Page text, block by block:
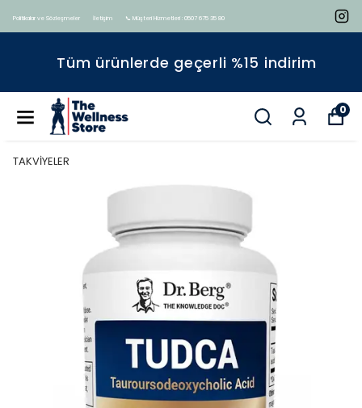
Politikalar ve Sözleşmeler İletişim 📞 Müşteri Hizmetleri : 0507 675 35 80
Tüm ürünlerde geçerli %15 indirim
0
TAKVİYELER